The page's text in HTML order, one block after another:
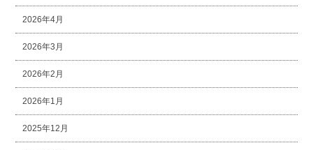
2026年4月
2026年3月
2026年2月
2026年1月
2025年12月